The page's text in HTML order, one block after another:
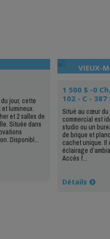
jour, cette
lumineux.
et 2 salles de
Située dans
Disponibl...
VIEUX-
1 500 $ -0 Ch.
102 - C - 387
Situé au cœur
commercial est
studio ou un
de brique et
cachet unique. Il
éclairage
Accès f...
Détails